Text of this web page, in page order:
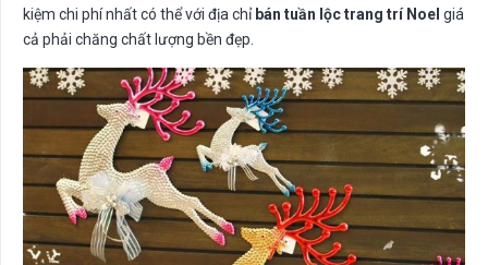
kiệm chi phí nhất có thể với địa chỉ bán tuần lộc trang trí Noel giá
cả phải chăng chất lượng bền đẹp.